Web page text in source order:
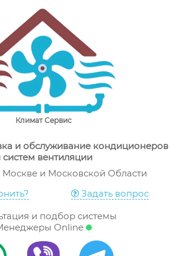
их установку, ремонт и
цене в Москве
Климат Сервис
и обслуживание кондиционеров
систем вентиляции
Москве и Московской Области
Задать вопрос
и подбор системы
Online